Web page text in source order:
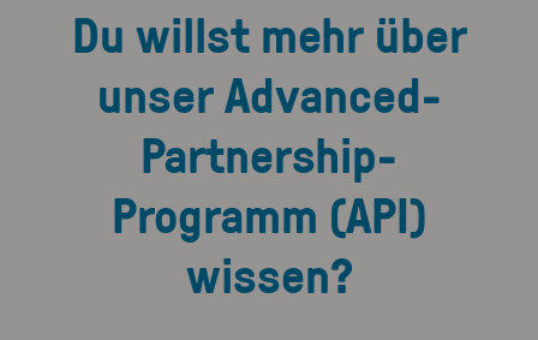
Du willst mehr über
unser Advanced-
Partnership-
Programm (API)
wissen?